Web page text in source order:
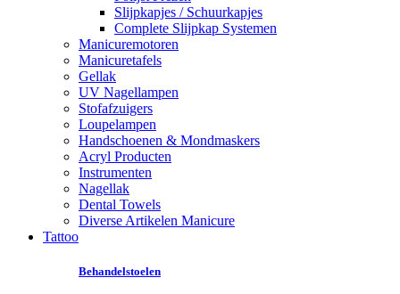
Slijpkapjes / Schuurkapjes
Complete Slijpkap Systemen
Manicuremotoren
Manicuretafels
Gellak
UV Nagellampen
Stofafzuigers
Loupelampen
Handschoenen & Mondmaskers
Acryl Producten
Instrumenten
Nagellak
Dental Towels
Diverse Artikelen Manicure
Tattoo
Behandelstoelen